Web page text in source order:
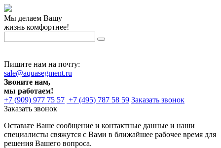
Мы делаем Вашу
жизнь комфортнее!
Пишите нам на почту:
sale@aquasegment.ru
Звоните нам,
мы работаем!
+7 (909) 977 75 57 +7 (495) 787 58 59 Заказать звонок
Заказать звонок
Оставьте Ваше сообщение и контактные данные и наши
специалисты свяжутся с Вами в ближайшее рабочее время для
решения Вашего вопроса.